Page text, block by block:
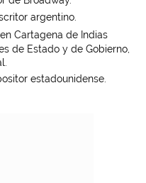
argentino.
Cartagena de Indias
de Estado y de Gobierno,
estadounidense.